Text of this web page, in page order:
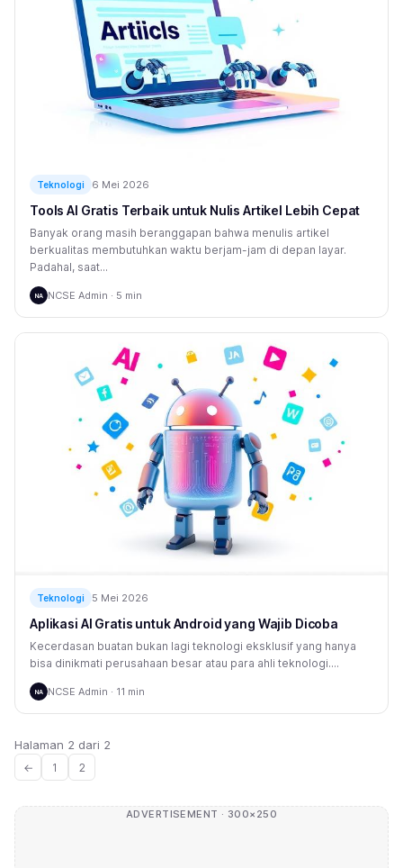
Teknologi 6 Mei 2026
Tools AI Gratis Terbaik untuk Nulis Artikel Lebih Cepat
Banyak orang masih beranggapan bahwa menulis artikel
berkualitas membutuhkan waktu berjam-jam di depan layar.
Padahal, saat...
NA NCSE Admin · 5 min
Teknologi 5 Mei 2026
Aplikasi AI Gratis untuk Android yang Wajib Dicoba
Kecerdasan buatan bukan lagi teknologi eksklusif yang hanya
bisa dinikmati perusahaan besar atau para ahli teknologi....
NA NCSE Admin · 11 min
Halaman 2 dari 2
← 1 2
ADVERTISEMENT · 300×250